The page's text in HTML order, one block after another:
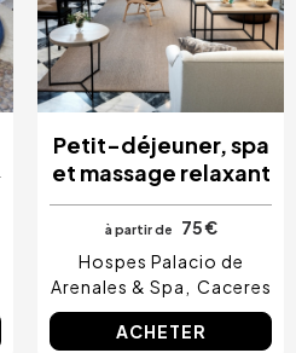
Petit-déjeuner, spa
et massage relaxant
à partir de
75 €
Hospes Palacio de
Arenales & Spa
Caceres
ACHETER